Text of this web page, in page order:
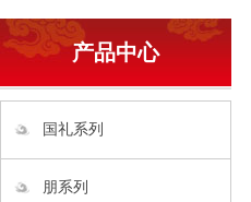
产品中心
国礼系列
朋系列